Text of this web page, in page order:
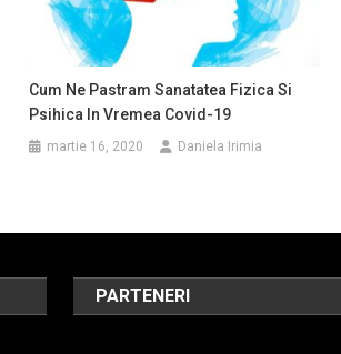
Cum Ne Pastram Sanatatea Fizica Si
Psihica In Vremea Covid-19
martie 16, 2020 Daniela Irimia
PARTENERI